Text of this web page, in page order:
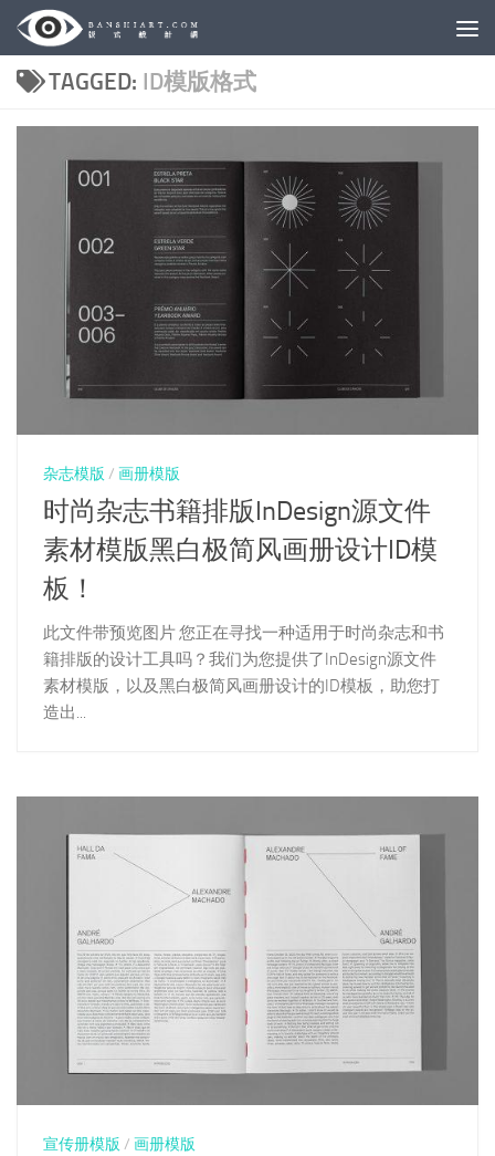
Skip to content
TAGGED: ID模版格式
杂志模版 / 画册模版
时尚杂志书籍排版InDesign源文件
素材模版黑白极简风画册设计ID模
板！
此文件带预览图片 您正在寻找一种适用于时尚杂志和书
籍排版的设计工具吗？我们为您提供了InDesign源文件
素材模版，以及黑白极简风画册设计的ID模板，助您打
造出...
宣传册模版 / 画册模版